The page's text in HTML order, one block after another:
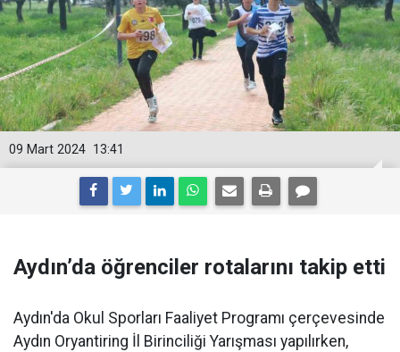
13:41
09 Mart 2024
Aydın’da öğrenciler rotalarını takip etti
Aydın'da Okul Sporları Faaliyet Programı çerçevesinde
Aydın Oryantiring İl Birinciliği Yarışması yapılırken,